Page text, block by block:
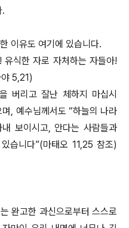
.
이유도 여기에 있습니다.
식한 자로 자처하는 자들아!
5,21)
버리고 잘난 체하지 마십시
, 예수님께서도 “하늘의 나라
보이시고, 안다는 사람들과
습니다”(마태오 11,25 참조)
완고한 과신으로부터 스스로